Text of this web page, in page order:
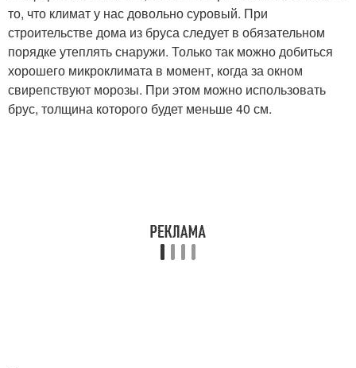
то, что климат у нас довольно суровый. При
строительстве дома из бруса следует в обязательном
порядке утеплять снаружи. Только так можно добиться
хорошего микроклимата в момент, когда за окном
свирепствуют морозы. При этом можно использовать
брус, толщина которого будет меньше 40 см.